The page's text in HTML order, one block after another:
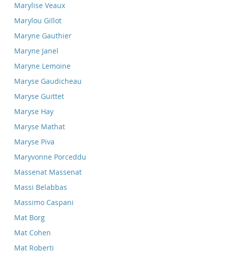
Marylise Veaux
Marylou Gillot
Maryne Gauthier
Maryne Janel
Maryne Lemoine
Maryse Gaudicheau
Maryse Guittet
Maryse Hay
Maryse Mathat
Maryse Piva
Maryvonne Porceddu
Massenat Massenat
Massi Belabbas
Massimo Caspani
Mat Borg
Mat Cohen
Mat Roberti